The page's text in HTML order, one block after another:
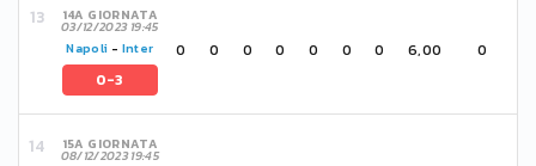
14A GIORNATA
03/12/2023 19:45
Napoli - Inter
0-3
0 0 0 0 0 0 0 6,00 0
15A GIORNATA
08/12/2023 19:45